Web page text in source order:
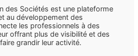
des Sociétés est une plateforme
au développement des
les professionnels à des
offrant plus de visibilité et des
grandir leur activité.